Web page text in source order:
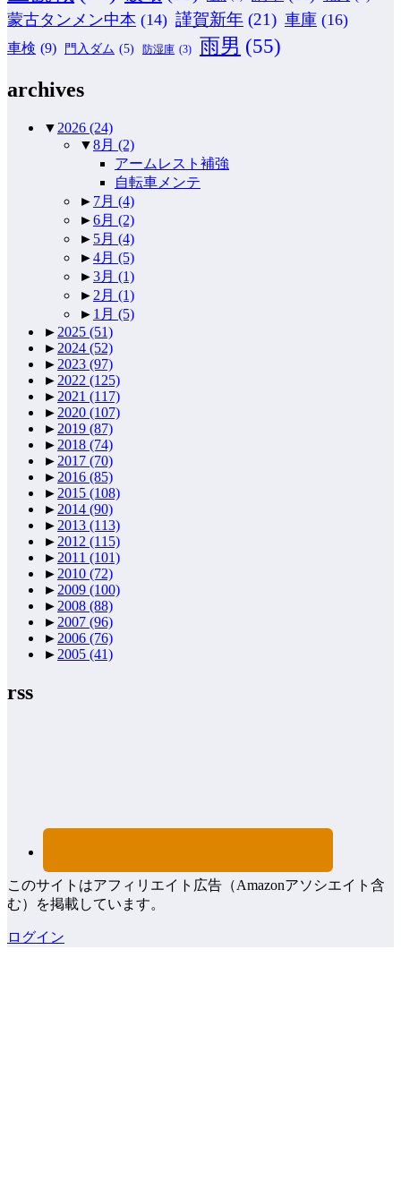
蒙古タンメン中本 (14) 謹賀新年 (21) 車庫 (16)
車検 (9) 門入ダム (5) 防湿庫 (3) 雨男 (55)
archives
▼ 2026 (24)
▼8月 (2)
アームレスト補強
自転車メンテ
► 7月 (4)
►6月 (2)
► 5月 (4)
►4月 (5)
►3月 (1)
► 2月 (1)
► 1月 (5)
► 2025 (51)
► 2024 (52)
► 2023 (97)
► 2022 (125)
► 2021 (117)
► 2020 (107)
► 2019 (87)
► 2018 (74)
► 2017 (70)
► 2016 (85)
► 2015 (108)
► 2014 (90)
► 2013 (113)
► 2012 (115)
► 2011 (101)
► 2010 (72)
► 2009 (100)
► 2008 (88)
► 2007 (96)
► 2006 (76)
► 2005 (41)
rss
このサイトはアフィリエイト広告（Amazonアソシエイト含
む）を掲載しています。
ログイン